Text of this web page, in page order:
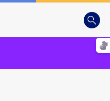
Busca